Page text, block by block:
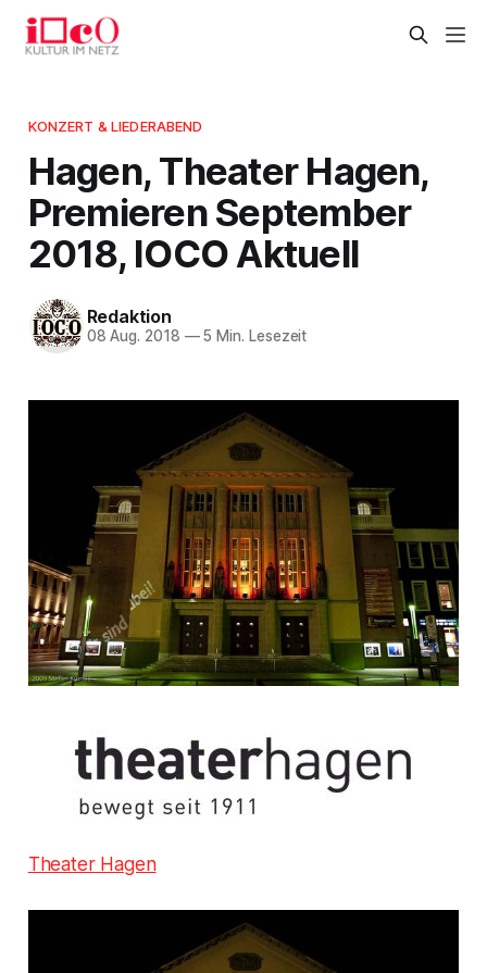
KONZERT & LIEDERABEND
Hagen, Theater Hagen,
Premieren September
2018, IOCO Aktuell
Redaktion
08 Aug. 2018 —5 Min. Lesezeit
Theater Hagen